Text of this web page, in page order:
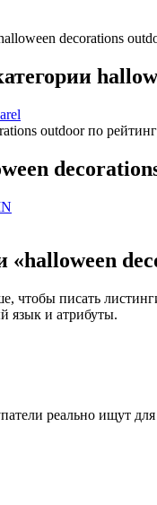
decorations
outdoor по
чтобы писать
язык и атрибуты.
реально ищут